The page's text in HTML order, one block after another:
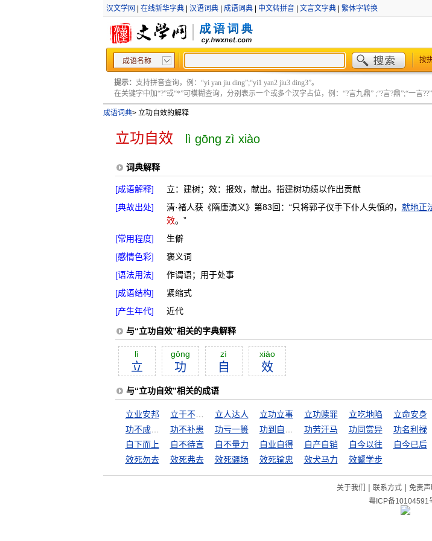
汉文学网 在线新华字典| 汉语词典| 成语词典| 中文转拼音| 文言文字典| 繁体字转换
成语名称 按
提示： 支持拼音查询，例：“yi yan jiu ding”;“yi1 yan2 jiu3 ding3”。
在关键字中加“?”或“*”可模糊查询，分别表示一个或多个汉字占位，例：“?言九鼎” ;“?言?鼎”;“一言
成语词典>立功自效的解释
立功自效 lì gōng zì xiào
词典解释
[成语解释]
立：建树；效：报效，献出。指建树功绩以作出贡献
[典故出处]
清·褚人获《隋唐演义》第83回：“只将郭子仪手下仆人失慎的， 就地正
效。”
[常用程度]
生僻
[感情色彩]
褒义词
[语法用法]
作谓语；用于处事
[成语结构]
紧缩式
[产生年代]
近代
与“立功自效”相关的字典解释
lì
立
gōng
功
zì
自
xiào
效
与“立功自效”相关的成语
立业安邦 立于不败之地 立人达人 立功立事 立功赎罪 立吃地陷 立命安身
功不成，名不就
功不补患 功亏一篑 功劳汗马 功同赏异 功名利禄
自下而上
自不待言 自不量力 自业自得 自产自销 自今以往 自今已后
效死勿去
效死弗去 效死疆场 效死输忠 效犬马力 效颦学步
关于我们 | 联系方式 | 免责声
粤ICP备10104591